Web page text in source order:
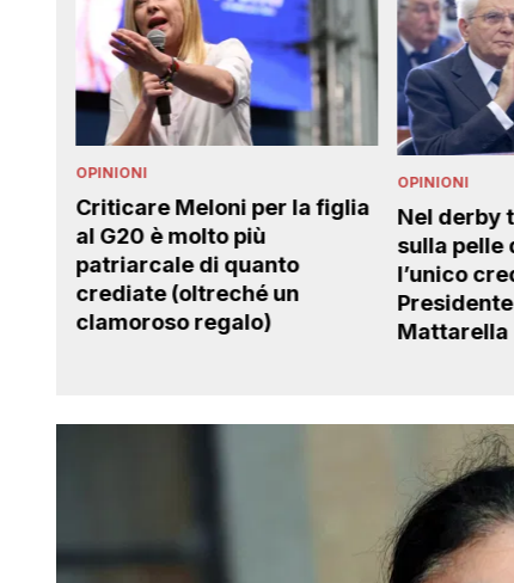
per la figlia
più
di quanto
un
regalo)
Nel derby tra Italia e Francia
sulla pelle dei migranti,
l’unico credibile è il
Presidente della Repubblica
Mattarella